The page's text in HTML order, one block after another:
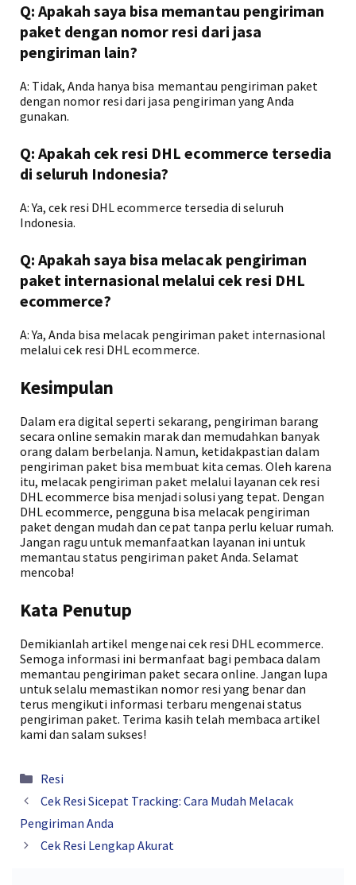
Q: Apakah saya bisa memantau pengiriman
paket dengan nomor resi dari jasa
pengiriman lain?
A: Tidak, Anda hanya bisa memantau pengiriman paket
dengan nomor resi dari jasa pengiriman yang Anda
gunakan.
Q: Apakah cek resi DHL ecommerce tersedia
di seluruh Indonesia?
A: Ya, cek resi DHL ecommerce tersedia di seluruh
Indonesia.
Q: Apakah saya bisa melacak pengiriman
paket internasional melalui cek resi DHL
ecommerce?
A: Ya, Anda bisa melacak pengiriman paket internasional
melalui cek resi DHL ecommerce.
Kesimpulan
Dalam era digital seperti sekarang, pengiriman barang
secara online semakin marak dan memudahkan banyak
orang dalam berbelanja. Namun, ketidakpastian dalam
pengiriman paket bisa membuat kita cemas. Oleh karena
itu, melacak pengiriman paket melalui layanan cek resi
DHL ecommerce bisa menjadi solusi yang tepat. Dengan
DHL ecommerce, pengguna bisa melacak pengiriman
paket dengan mudah dan cepat tanpa perlu keluar rumah.
Jangan ragu untuk memanfaatkan layanan ini untuk
memantau status pengiriman paket Anda. Selamat
mencoba!
Kata Penutup
Demikianlah artikel mengenai cek resi DHL ecommerce.
Semoga informasi ini bermanfaat bagi pembaca dalam
memantau pengiriman paket secara online. Jangan lupa
untuk selalu memastikan nomor resi yang benar dan
terus mengikuti informasi terbaru mengenai status
pengiriman paket. Terima kasih telah membaca artikel
kami dan salam sukses!
Kategori
Resi
Cek Resi Sicepat Tracking: Cara Mudah Melacak
Pengiriman Anda
Cek Resi Lengkap Akurat